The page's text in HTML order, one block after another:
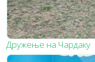
Дружење на Чардаку